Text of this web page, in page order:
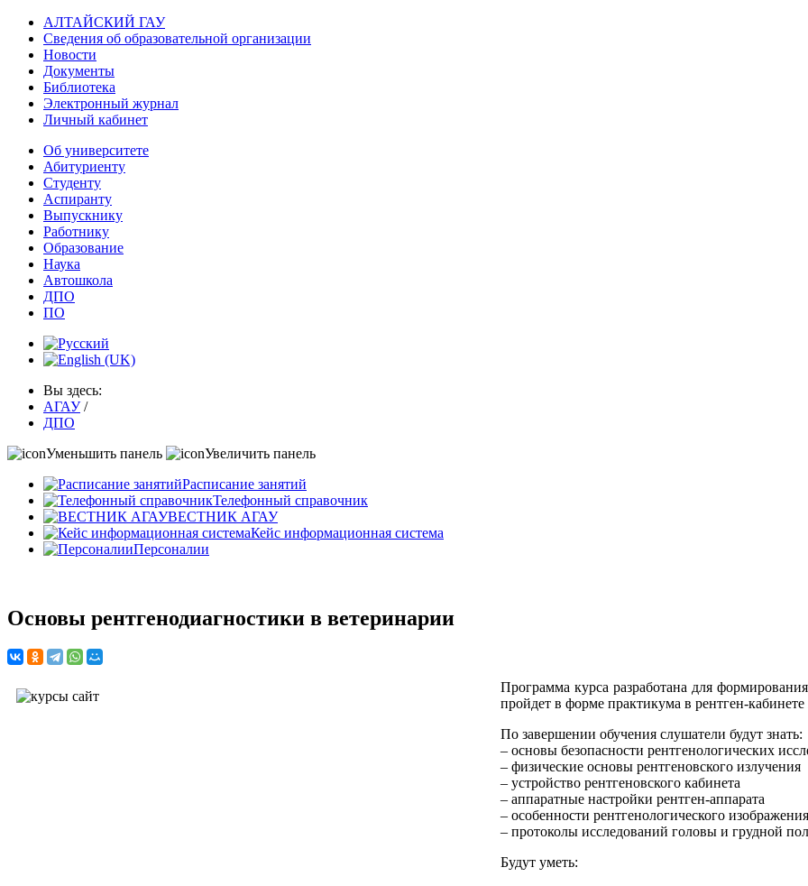
АЛТАЙСКИЙ ГАУ
Сведения об образовательной организации
Новости
Документы
Библиотека
Электронный журнал
Личный кабинет
Об университете
Абитуриенту
Студенту
Аспиранту
Выпускнику
Работнику
Образование
Наука
Автошкола
ДПО
ПО
Вы здесь:
АГАУ /
ДПО
Уменьшить панель
Увеличить панель
Расписание занятий
Телефонный справочник
ВЕСТНИК АГАУ
Кейс информационная система
Персоналии
Основы рентгенодиагностики в ветеринарии
Программа курса разработана для
пройдет в форме практикума в рентген-
По завершении обучения слушатели будут знать:
– основы безопасности рентгенологических
– физические основы рентгеновского излучения
– устройство рентгеновского кабинета
– аппаратные настройки рентген-аппарата
– особенности рентгенологического
– протоколы исследований головы и грудной
Будут уметь: